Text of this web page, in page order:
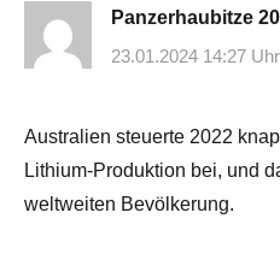
Panzerhaubitze
23.01.2024 14:27 Uhr
Australien steuerte 2022
Lithium-Produktion bei, und
weltweiten Bevölkerung.